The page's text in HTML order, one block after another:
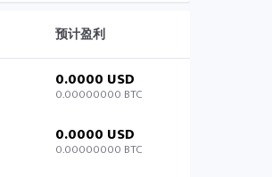
预计盈利
0.0000 USD
0.00000000 BTC
0.0000 USD
0.00000000 BTC